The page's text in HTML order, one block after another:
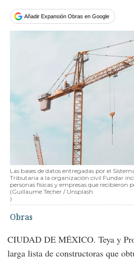
Añadir Expansión Obras en Google
Las bases de datos entregadas por el
Tributaria a la organización civil Fundar
personas físicas y empresas que recibieron
(Guillaume Techer / Unsplash
)
Obras
CIUDAD DE MÉXICO. Teya y
larga lista de constructoras que